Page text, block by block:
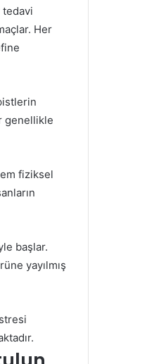
tedavi
Her
genellikle
fiziksel
başlar.
yayılmış